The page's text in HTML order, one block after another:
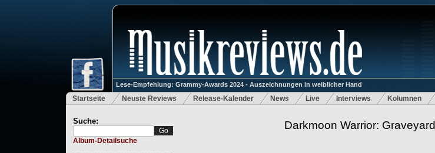
Lese-Empfehlung: Grammy-Awards 2024 - Auszeichnungen in weiblicher Hand
Startseite Neuste Reviews Release-Kalender News Live Interviews Kolumnen
Suche:
Album-Detailsuche
Darkmoon Warrior: